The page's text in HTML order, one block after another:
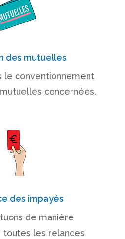
des mutuelles
le conventionnement
concernées.
des impayés
de manière
toutes les relances